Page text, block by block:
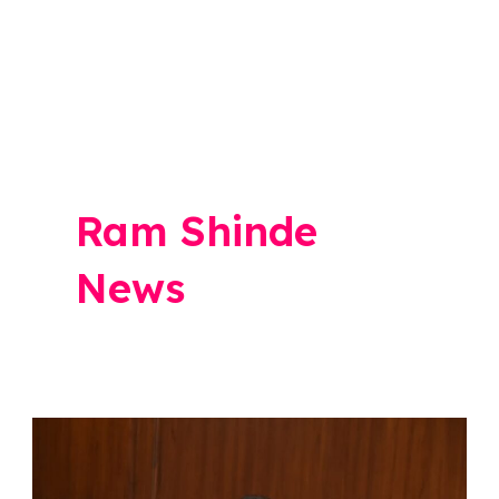
Ram Shinde
News